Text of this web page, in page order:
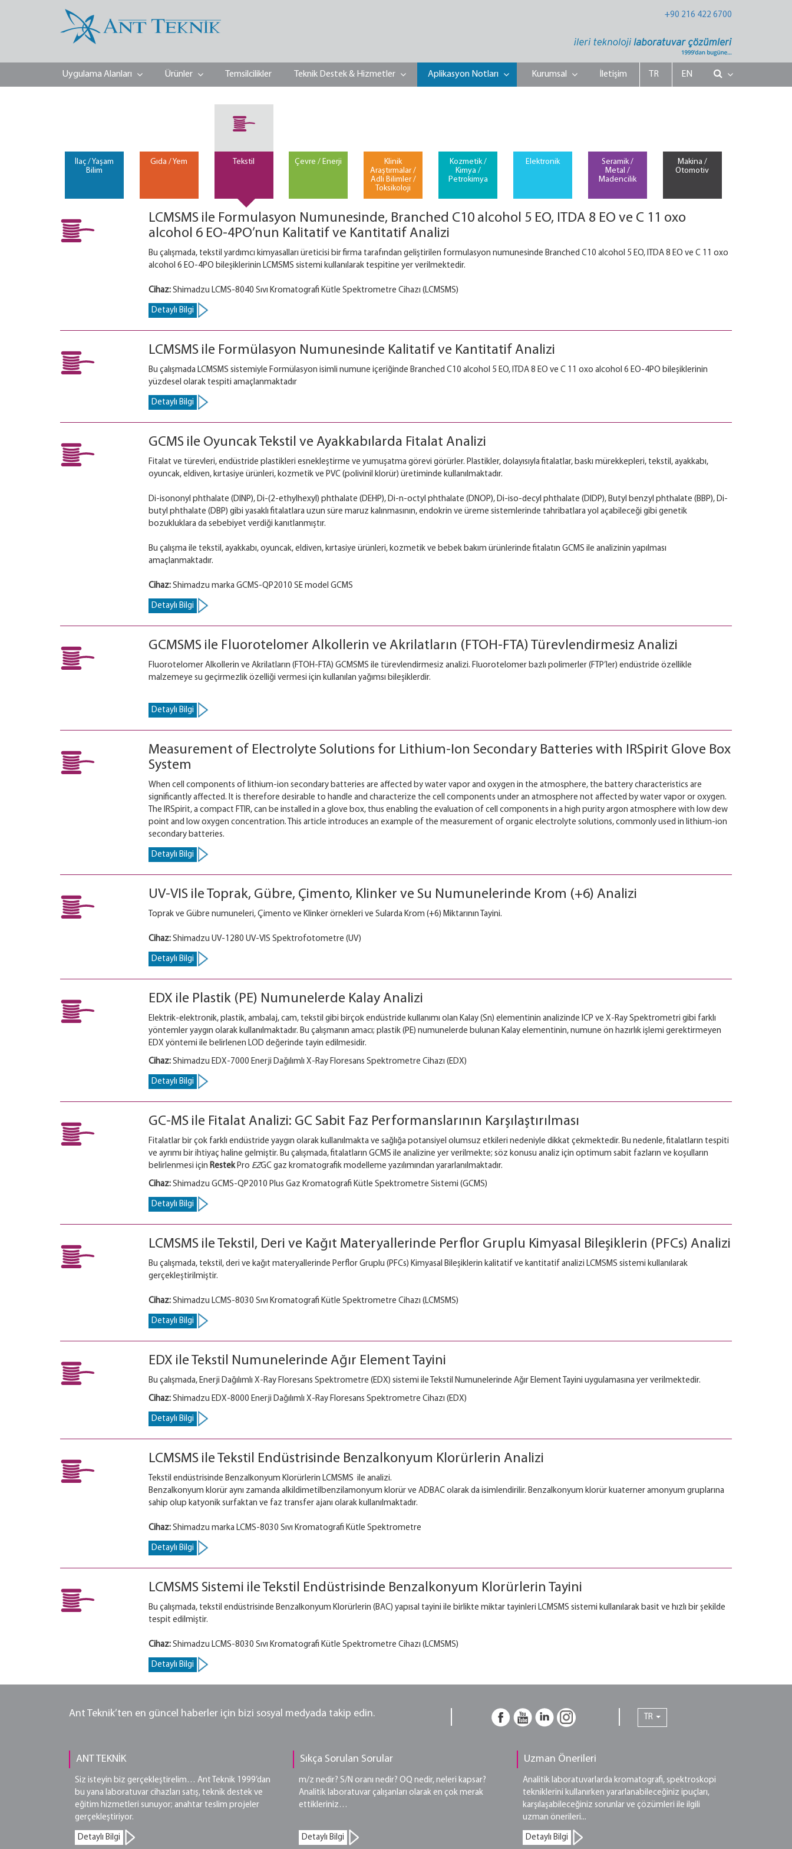
+90 216 422 6700
Uygulama Alanları Ürünler Temsilcilikler Teknik Destek & Hizmetler Aplikasyon Notları Kurumsal İletişim TR EN
İlaç / Yaşam
Bilim
Gıda / Yem Tekstil Çevre / Enerji
Klinik
Araştırmalar /
Adli Bilimler /
Toksikoloji
Kozmetik /
Kimya /
Petrokimya
Elektronik
Seramik /
Metal /
Madencilik
Makina /
Otomotiv
LCMSMS ile Formulasyon Numunesinde, Branched C10 alcohol 5 EO, ITDA 8 EO ve C 11 oxo
alcohol 6 EO-4PO’nun Kalitatif ve Kantitatif Analizi
Bu çalışmada, tekstil yardımcı kimyasalları üreticisi bir firma tarafından geliştirilen formulasyon numunesinde Branched C10 alcohol 5 EO, ITDA 8 EO ve C 11 oxo
alcohol 6 EO-4PO bileşiklerinin LCMSMS sistemi kullanılarak tespitine yer verilmektedir.
Cihaz: Shimadzu LCMS-8040 Sıvı Kromatografi Kütle Spektrometre Cihazı (LCMSMS)
Detaylı Bilgi
LCMSMS ile Formülasyon Numunesinde Kalitatif ve Kantitatif Analizi
Bu çalışmada LCMSMS sistemiyle Formülasyon isimli numune içeriğinde Branched C10 alcohol 5 EO, ITDA 8 EO ve C 11 oxo alcohol 6 EO-4PO bileşiklerinin
yüzdesel olarak tespiti amaçlanmaktadır
Detaylı Bilgi
GCMS ile Oyuncak Tekstil ve Ayakkabılarda Fitalat Analizi
Fitalat ve türevleri, endüstride plastikleri esnekleştirme ve yumuşatma görevi görürler. Plastikler, dolayısıyla fitalatlar, baskı mürekkepleri, tekstil, ayakkabı,
oyuncak, eldiven, kırtasiye ürünleri, kozmetik ve PVC (polivinil klorür) üretiminde kullanılmaktadır.
Di-isononyl phthalate (DINP), Di-(2-ethylhexyl) phthalate (DEHP), Di-n-octyl phthalate (DNOP), Di-iso-decyl phthalate (DIDP), Butyl benzyl phthalate (BBP), Di-
butyl phthalate (DBP) gibi yasaklı fitalatlara uzun süre maruz kalınmasının, endokrin ve üreme sistemlerinde tahribatlara yol açabileceği gibi genetik
bozukluklara da sebebiyet verdiği kanıtlanmıştır.
Bu çalışma ile tekstil, ayakkabı, oyuncak, eldiven, kırtasiye ürünleri, kozmetik ve bebek bakım ürünlerinde fitalatın GCMS ile analizinin yapılması
amaçlanmaktadır.
Cihaz: Shimadzu marka GCMS-QP2010 SE model GCMS
Detaylı Bilgi
GCMSMS ile Fluorotelomer Alkollerin ve Akrilatların (FTOH-FTA) Türevlendirmesiz Analizi
Fluorotelomer Alkollerin ve Akrilatların (FTOH-FTA) GCMSMS ile türevlendirmesiz analizi. Fluorotelomer bazlı polimerler (FTP’ler) endüstride özellikle
malzemeye su geçirmezlik özelliği vermesi için kullanılan yağımsı bileşiklerdir.
Detaylı Bilgi
Measurement of Electrolyte Solutions for Lithium-Ion Secondary Batteries with IRSpirit Glove Box
System
When cell components of lithium-ion secondary batteries are affected by water vapor and oxygen in the atmosphere, the battery characteristics are
significantly affected. It is therefore desirable to handle and characterize the cell components under an atmosphere not affected by water vapor or oxygen.
The IRSpirit, a compact FTIR, can be installed in a glove box, thus enabling the evaluation of cell components in a high purity argon atmosphere with low dew
point and low oxygen concentration. This article introduces an example of the measurement of organic electrolyte solutions, commonly used in lithium-ion
secondary batteries.
Detaylı Bilgi
UV-VIS ile Toprak, Gübre, Çimento, Klinker ve Su Numunelerinde Krom (+6) Analizi
Toprak ve Gübre numuneleri, Çimento ve Klinker örnekleri ve Sularda Krom (+6) Miktarının Tayini.
Cihaz: Shimadzu UV-1280 UV-VIS Spektrofotometre (UV)
Detaylı Bilgi
EDX ile Plastik (PE) Numunelerde Kalay Analizi
Elektrik-elektronik, plastik, ambalaj, cam, tekstil gibi birçok endüstride kullanımı olan Kalay (Sn) elementinin analizinde ICP ve X-Ray Spektrometri gibi farklı
yöntemler yaygın olarak kullanılmaktadır. Bu çalışmanın amacı; plastik (PE) numunelerde bulunan Kalay elementinin, numune ön hazırlık işlemi gerektirmeyen
EDX yöntemi ile belirlenen LOD değerinde tayin edilmesidir.
Cihaz: Shimadzu EDX-7000 Enerji Dağılımlı X-Ray Floresans Spektrometre Cihazı (EDX)
Detaylı Bilgi
GC-MS ile Fitalat Analizi: GC Sabit Faz Performanslarının Karşılaştırılması
Fitalatlar bir çok farklı endüstride yaygın olarak kullanılmakta ve sağlığa potansiyel olumsuz etkileri nedeniyle dikkat çekmektedir. Bu nedenle, fitalatların tespiti
ve ayrımı bir ihtiyaç haline gelmiştir. Bu çalışmada, fitalatların GCMS ile analizine yer verilmekte; söz konusu analiz için optimum sabit fazların ve koşulların
belirlenmesi için RestekPro EZGC gaz kromatografik modelleme yazılımından yararlanılmaktadır.
Cihaz: Shimadzu GCMS-QP2010 Plus Gaz Kromatografi Kütle Spektrometre Sistemi (GCMS)
Detaylı Bilgi
LCMSMS ile Tekstil, Deri ve Kağıt Materyallerinde Perflor Gruplu Kimyasal Bileşiklerin (PFCs) Analizi
Bu çalışmada, tekstil, deri ve kağıt materyallerinde Perflor Gruplu (PFCs) Kimyasal Bileşiklerin kalitatif ve kantitatif analizi LCMSMS sistemi kullanılarak
gerçekleştirilmiştir.
Cihaz: Shimadzu LCMS-8030 Sıvı Kromatografi Kütle Spektrometre Cihazı (LCMSMS)
Detaylı Bilgi
EDX ile Tekstil Numunelerinde Ağır Element Tayini
Bu çalışmada, Enerji Dağılımlı X-Ray Floresans Spektrometre (EDX) sistemi ile Tekstil Numunelerinde Ağır Element Tayini uygulamasına yer verilmektedir.
Cihaz: Shimadzu EDX-8000 Enerji Dağılımlı X-Ray Floresans Spektrometre Cihazı (EDX)
Detaylı Bilgi
LCMSMS ile Tekstil Endüstrisinde Benzalkonyum Klorürlerin Analizi
Tekstil endüstrisinde Benzalkonyum Klorürlerin LCMSMS ile analizi.
Benzalkonyum klorür aynı zamanda alkildimetilbenzilamonyum klorür ve ADBAC olarak da isimlendirilir. Benzalkonyum klorür kuaterner amonyum gruplarına
sahip olup katyonik surfaktan ve faz transfer ajanı olarak kullanılmaktadır.
Cihaz: Shimadzu marka LCMS-8030 Sıvı Kromatografi Kütle Spektrometre
Detaylı Bilgi
LCMSMS Sistemi ile Tekstil Endüstrisinde Benzalkonyum Klorürlerin Tayini
Bu çalışmada, tekstil endüstrisinde Benzalkonyum Klorürlerin (BAC) yapısal tayini ile birlikte miktar tayinleri LCMSMS sistemi kullanılarak basit ve hızlı bir şekilde
tespit edilmiştir.
Cihaz: Shimadzu LCMS-8030 Sıvı Kromatografi Kütle Spektrometre Cihazı (LCMSMS)
Detaylı Bilgi
Ant Teknik’ten en güncel haberler için bizi sosyal medyada takip edin. TR
ANT TEKNİK
Siz isteyin biz gerçekleştirelim… Ant Teknik 1999’dan
bu yana laboratuvar cihazları satış, teknik destek ve
eğitim hizmetleri sunuyor; anahtar teslim projeler
gerçekleştiriyor.
Detaylı Bilgi
Sıkça Sorulan Sorular
m/z nedir? S/N oranı nedir? OQ nedir, neleri kapsar?
Analitik laboratuvar çalışanları olarak en çok merak
ettikleriniz…
Detaylı Bilgi
Uzman Önerileri
Analitik laboratuvarlarda kromatografi, spektroskopi
tekniklerini kullanırken yararlanabileceğiniz ipuçları,
karşılaşabileceğiniz sorunlar ve çözümleri ile ilgili
uzman önerileri...
Detaylı Bilgi